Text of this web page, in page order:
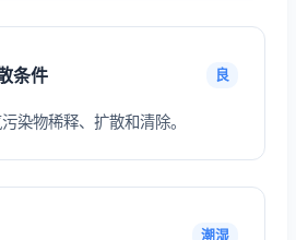
条件 良
染物稀释、扩散和清除。
潮湿